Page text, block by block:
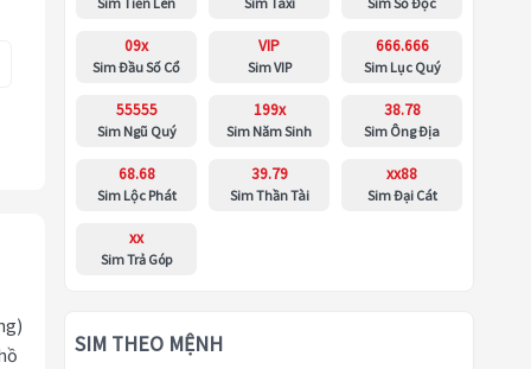
09x
Sim Đầu Số Cổ
VIP
Sim VIP
666.666
Sim Lục Quý
55555
Sim Ngũ Quý
199x
Sim Năm Sinh
38.78
Sim Ông Địa
68.68
Sim Lộc Phát
39.79
Sim Thần Tài
xx88
Sim Đại Cát
xx
Sim Trả Góp
SIM THEO MỆNH